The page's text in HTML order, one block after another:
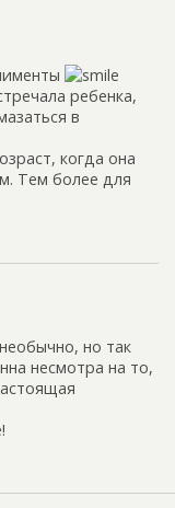
ребенка,
в
когда она
Тем более для
но так
несмотра на то,